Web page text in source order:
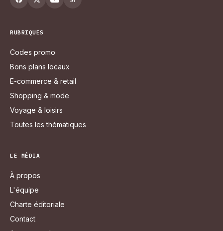
RUBRIQUES
Codes promo
Bons plans locaux
E-commerce & retail
Shopping & mode
Voyage & loisirs
Toutes les thématiques
LE MÉDIA
À propos
L'équipe
Charte éditoriale
Contact